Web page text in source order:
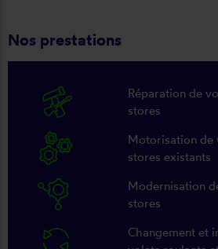
Nos prestations
Réparation de
stores
Motorisation de
stores existants
Modernisation
stores
Changement et